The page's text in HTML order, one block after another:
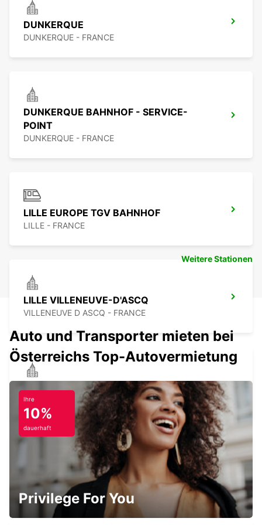
DUNKERQUE
DUNKERQUE - FRANCE
DUNKERQUE BAHNHOF - SERVICE-
POINT
DUNKERQUE - FRANCE
LILLE EUROPE TGV BAHNHOF
LILLE - FRANCE
LILLE VILLENEUVE-D'ASCQ
VILLENEUVE D ASCQ - FRANCE
SAINT-OMER
BLENDECQUES - FRANCE
LILLE FLUGHAFEN
LESQUIN - FRANCE
Weitere Stationen
Auto und Transporter mieten bei
Österreichs Top-Autovermietung
Ihre
10%
dauerhaft
Privilege For You